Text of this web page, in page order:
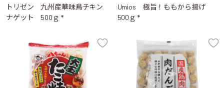
トリゼン 九州産華味鳥チキン
ナゲット 500ｇ *
Umios 極旨！ももから揚げ
500ｇ *